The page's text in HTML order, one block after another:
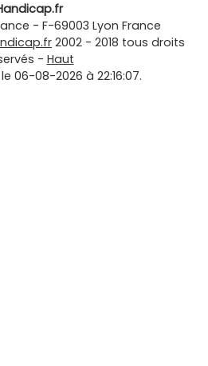
- F-69003 Lyon France
2002 - 2018 tous droits
- Haut
06-08-2026 à 22:16:07.